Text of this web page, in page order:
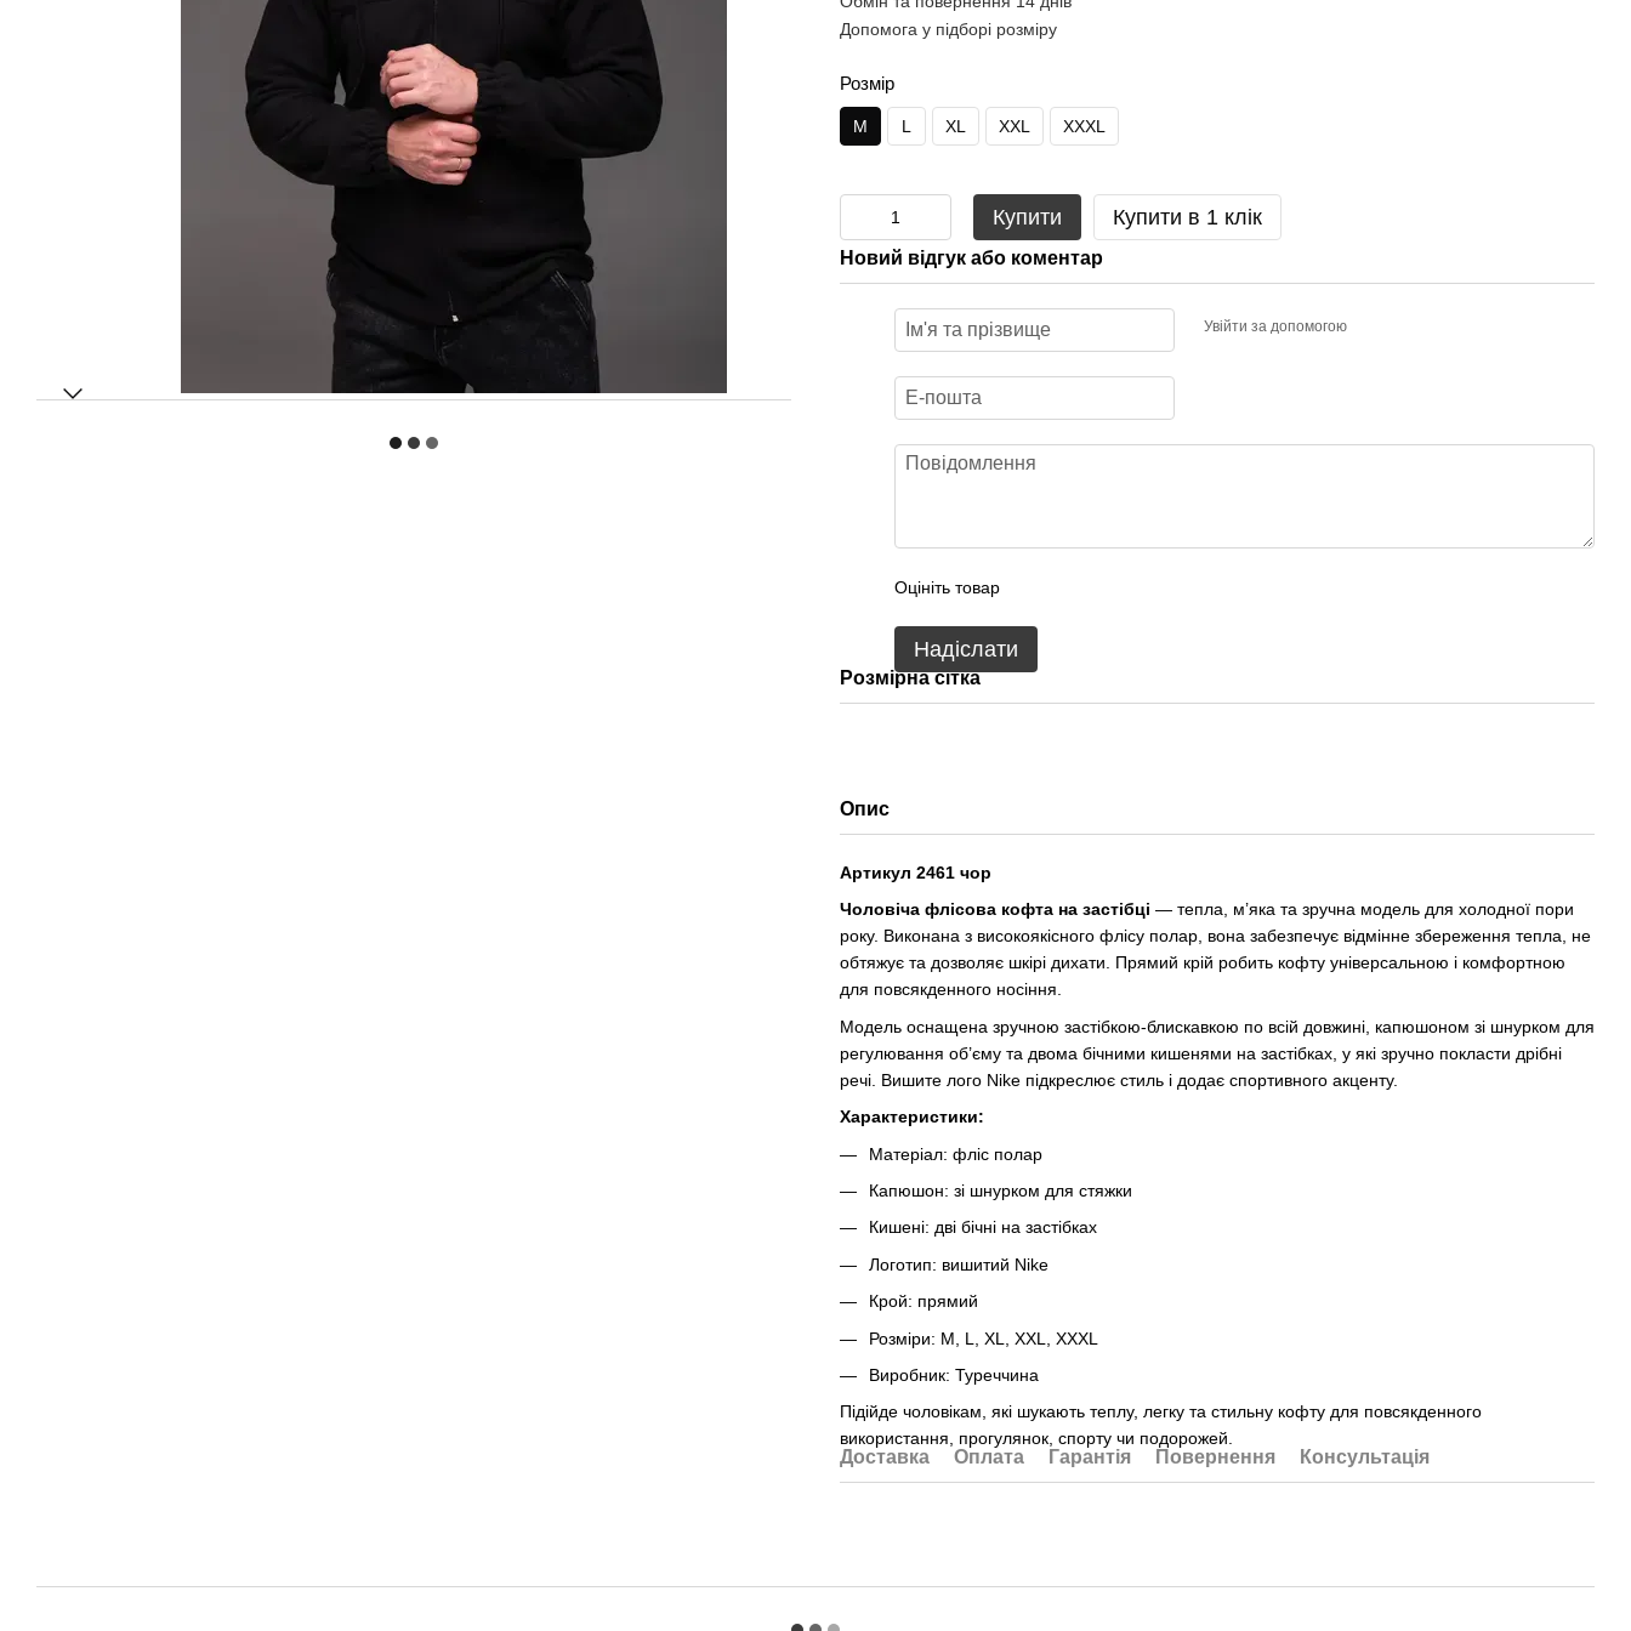
Допомога у підборі розміру
Розмір
M L XL XXL XXXL
Купити Купити в 1 клік
Новий відгук або коментар
Увійти за допомогою
Оцініть товар
Надіслати
Розмірна сітка
Опис
Артикул 2461 чор
Чоловіча флісова кофта на застібці — тепла, м’яка та зручна модель для холодної пори
року. Виконана з високоякісного флісу полар, вона забезпечує відмінне збереження тепла, не
обтяжує та дозволяє шкірі дихати. Прямий крій робить кофту універсальною і комфортною
для повсякденного носіння.
Модель оснащена зручною застібкою-блискавкою по всій довжині, капюшоном зі шнурком для
регулювання об’єму та двома бічними кишенями на застібках, у які зручно покласти дрібні
речі. Вишите лого Nike підкреслює стиль і додає спортивного акценту.
Характеристики:
Матеріал: фліс полар
Капюшон: зі шнурком для стяжки
Кишені: дві бічні на застібках
Логотип: вишитий Nike
Крой: прямий
Розміри: M, L, XL, XXL, XXXL
Виробник: Туреччина
Підійде чоловікам, які шукають теплу, легку та стильну кофту для повсякденного
використання, прогулянок, спорту чи подорожей.
Доставка Оплата Гарантія Повернення Консультація